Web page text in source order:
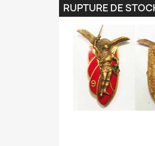
RUPTURE DE